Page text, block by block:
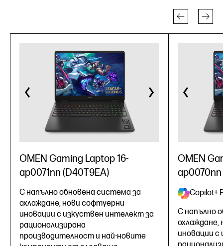
OMEN Gaming Laptop 16-
ap0071nn (D40T9EA)
С напълно обновена система за
охлаждане, нови софтуерни
иновации с изкуствен интелект за
рационализирана
производителност и най-новите
OMEN
ap0070nn
Copilot+
С напълно
охлаждане,
иновации с